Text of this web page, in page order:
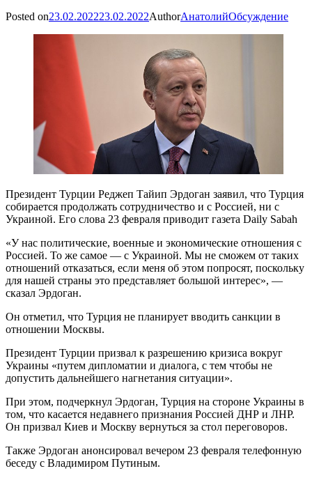
Posted on23.02.202223.02.2022AuthorАнатолийОбсуждение
Президент Турции Реджеп Тайип Эрдоган заявил, что Турция
собирается продолжать сотрудничество и с Россией, ни с
Украиной. Его слова 23 февраля приводит газета Daily Sabah
«У нас политические, военные и экономические отношения с
Россией. То же самое — с Украиной. Мы не сможем от таких
отношений отказаться, если меня об этом попросят, поскольку
для нашей страны это представляет большой интерес», —
сказал Эрдоган.
Он отметил, что Турция не планирует вводить санкции в
отношении Москвы.
Президент Турции призвал к разрешению кризиса вокруг
Украины «путем дипломатии и диалога, с тем чтобы не
допустить дальнейшего нагнетания ситуации».
При этом, подчеркнул Эрдоган, Турция на стороне Украины в
том, что касается недавнего признания Россией ДНР и ЛНР.
Он призвал Киев и Москву вернуться за стол переговоров.
Также Эрдоган анонсировал вечером 23 февраля телефонную
беседу с Владимиром Путиным.